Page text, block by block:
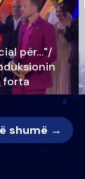
për…"/
forta
shumë →